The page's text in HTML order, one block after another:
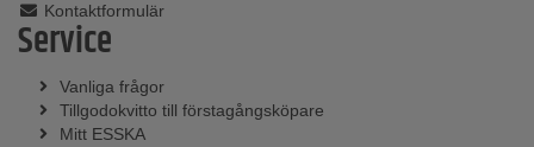
Kontaktformulär
Service
Vanliga frågor
Tillgodokvitto till förstagångsköpare
Mitt ESSKA